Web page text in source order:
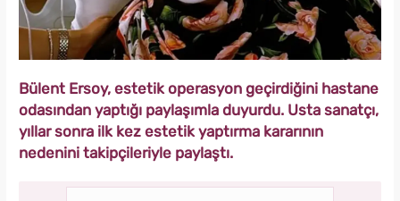
Bülent Ersoy, estetik operasyon geçirdiğini hastane
odasından yaptığı paylaşımla duyurdu. Usta sanatçı,
yıllar sonra ilk kez estetik yaptırma kararının
nedenini takipçileriyle paylaştı.